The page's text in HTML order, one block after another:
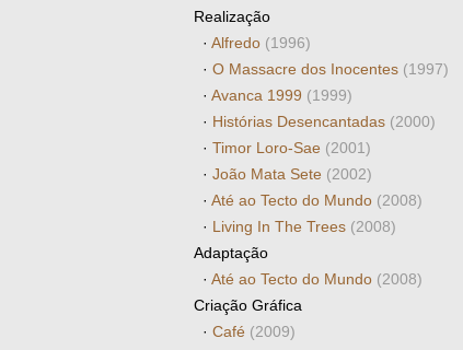
Realização
· Alfredo (1996)
· O Massacre dos Inocentes (1997)
· Avanca 1999 (1999)
· Histórias Desencantadas (2000)
· Timor Loro-Sae (2001)
· João Mata Sete (2002)
· Até ao Tecto do Mundo (2008)
· Living In The Trees (2008)
Adaptação
· Até ao Tecto do Mundo (2008)
Criação Gráfica
· Café (2009)